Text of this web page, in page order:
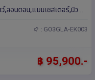
,ลอนดอน,แมนเชสเตอร์,นิว
: GO3GLA-EK003
฿ 95,900.-